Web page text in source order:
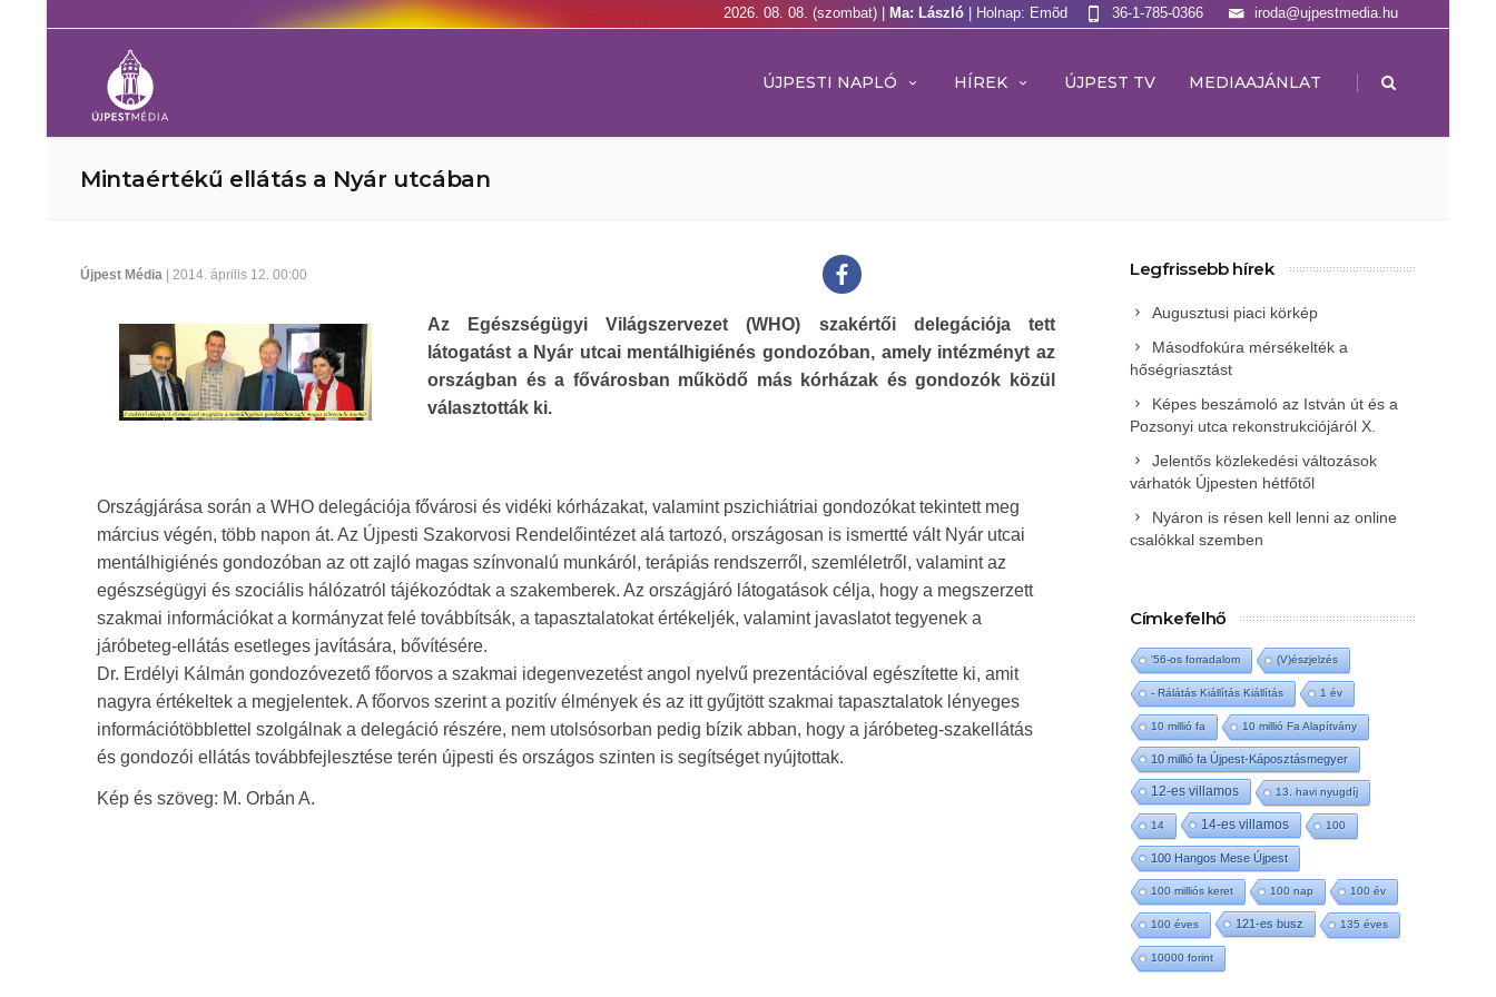
2026. 08. 08. (szombat) | Ma: László | Holnap: Emõd iroda@ujpestmedia.hu
36-1-785-0366
ÚJPESTI NAPLÓ HÍREK ÚJPEST TV MEDIAAJÁNLAT |
Mintaértékű ellátás a Nyár utcában
Újpest Média | 2014. április 12. 00:00
Az Egészségügyi Világszervezet (WHO) szakértői delegációja tett
látogatást a Nyár utcai mentálhigiénés gondozóban, amely intézményt az
országban és a fővárosban működő más kórházak és gondozók közül
választották ki.
Országjárása során a WHO delegációja fővárosi és vidéki kórházakat, valamint pszichiátriai gondozókat tekintett meg
március végén, több napon át. Az Újpesti Szakorvosi Rendelőintézet alá tartozó, országosan is ismertté vált Nyár utcai
mentálhigiénés gondozóban az ott zajló magas színvonalú munkáról, terápiás rendszerről, szemléletről, valamint az
egészségügyi és szociális hálózatról tájékozódtak a szakemberek. Az országjáró látogatások célja, hogy a megszerzett
szakmai információkat a kormányzat felé továbbítsák, a tapasztalatokat értékeljék, valamint javaslatot tegyenek a
járóbeteg-ellátás esetleges javítására, bővítésére.
Dr. Erdélyi Kálmán gondozóvezető főorvos a szakmai idegenvezetést angol nyelvű prezentációval egészítette ki, amit
nagyra értékeltek a megjelentek. A főorvos szerint a pozitív élmények és az itt gyűjtött szakmai tapasztalatok lényeges
információtöbblettel szolgálnak a delegáció részére, nem utolsósorban pedig bízik abban, hogy a járóbeteg-szakellátás
és gondozói ellátás továbbfejlesztése terén újpesti és országos szinten is segítséget nyújtottak.
Kép és szöveg: M. Orbán A.
Legfrissebb hírek
Augusztusi piaci körkép
Másodfokúra mérsékelték a
hőségriasztást
Képes beszámoló az István út és a
Pozsonyi utca rekonstrukciójáról X.
Jelentős közlekedési változások
várhatók Újpesten hétfőtől
Nyáron is résen kell lenni az online
csalókkal szemben
Címkefelhő
'56-os forradalom (V)észjelzés
- Rálátás Kiállítás Kiállítás 1 év
10 millió fa 10 millió Fa Alapítvány
10 millió fa Újpest-Káposztásmegyer
12-es villamos 13. havi nyugdíj
14 14-es villamos 100
100 Hangos Mese Újpest
100 milliós keret 100 nap 100 év
100 éves 121-es busz 135 éves
10000 forint